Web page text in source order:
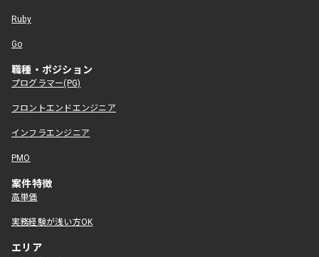
Ruby
Go
職種・ポジション
プログラマー(PG)
フロントエンドエンジニア
インフラエンジニア
PMO
案件特徴
高単価
実務経験が浅い方OK
エリア